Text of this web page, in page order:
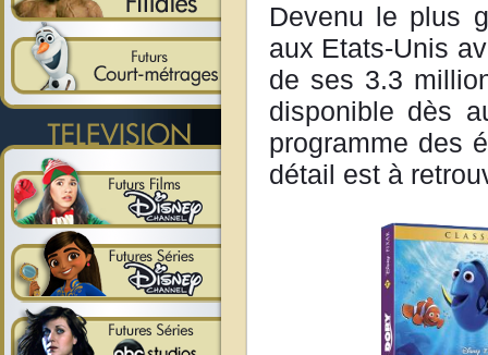
Devenu le plus
aux Etats-Unis
de ses 3.3
disponible dès
programme des
détail est à